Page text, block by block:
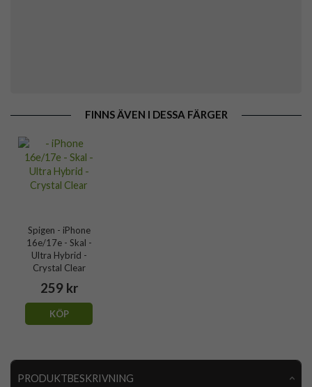
FINNS ÄVEN I DESSA FÄRGER
Spigen - iPhone
16e/17e - Skal -
Ultra Hybrid -
Crystal Clear
259 kr
KÖP
PRODUKTBESKRIVNING